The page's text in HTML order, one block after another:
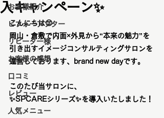
お客様紹介
ビフォーアフター
リピーター様
お客様の感想
口コミ
レビュー
人気メニュー
入キャンペーン✨
こんにちは😊
岡山・倉敷で 内面×外見から“本来の魅力”を
引き出すイメージコンサルティングサロンを
運営しております、brand new dayです。
このたび当サロンに、
✨SPCAREシリーズ✨を導入いたしました！